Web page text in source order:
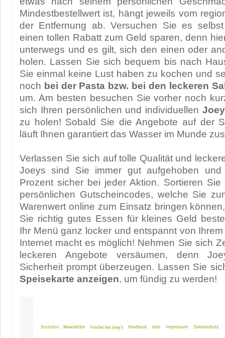
Mindestbestellwert ist, hängt jeweils vom
der Entfernung ab. Versuchen Sie es
einen tollen Rabatt zum Geld sparen, denn
unterwegs und es gilt, sich den einen oder
holen. Lassen Sie sich bequem bis nach
Sie einmal keine Lust haben zu kochen und
noch bei der Pasta bzw. bei den leckeren
um. Am besten besuchen Sie vorher noch
sich Ihren persönlichen und individuellen
zu holen! Sobald Sie die Angebote auf der
läuft Ihnen garantiert das Wasser im Munde
Verlassen Sie sich auf tolle Qualität und
Joeys sind Sie immer gut aufgehoben
Prozent sicher bei jeder Aktion. Sortieren
persönlichen Gutscheincodes, welche Sie
Warenwert online zum Einsatz bringen
Sie richtig gutes Essen für kleines Geld
Ihr Menü ganz locker und entspannt von
Internet macht es möglich! Nehmen Sie sich
leckeren Angebote versäumen, denn
Sicherheit prompt überzeugen. Lassen Sie
Speisekarte anzeigen, um fündig zu werden!